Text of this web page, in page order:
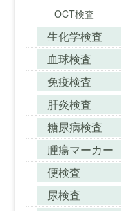
OCT検査
生化学検査
血球検査
免疫検査
肝炎検査
糖尿病検査
腫瘍マーカー
便検査
尿検査